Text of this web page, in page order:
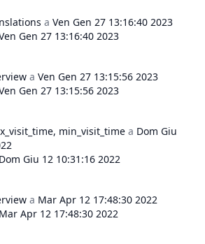
a Ven Gen 27 13:16:40 2023
Gen 27 13:16:40 2023
a Ven Gen 27 13:15:56 2023
Gen 27 13:15:56 2023
min_visit_time a Dom Giu
Dom Giu 12 10:31:16 2022
a Mar Apr 12 17:48:30 2022
Mar Apr 12 17:48:30 2022